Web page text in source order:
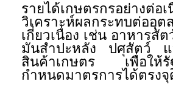
รายได้เกษตรกรอย่างต่
วิเคราะห์ผลกระทบต่ออุต
เกี่ยวเนื่อง เช่น อาหารสั
มันสำปะหลัง ปศุสัตว์ แ
สินค้าเกษตร เพื่อให้รั
กำหนดมาตรการได้ตรงจุ